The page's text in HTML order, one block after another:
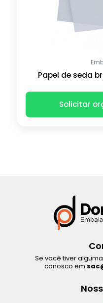
Papel de seda
Solicitar
Se você tiver
conosco em